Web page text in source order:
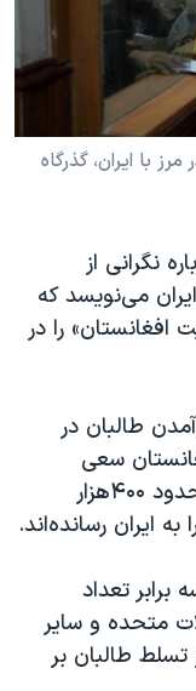
با ایران، گذرگاه
نگرانی از
ایران می‌نویسد که
کل جمعیت افغانستان» را در
طالبان در
سعی
کرده‌اند وارد ایران شوند و از آن زمان حدود ۴۰۰هزار
ایران رسانده‌اند.
تعداد
متحده و سایر
طالبان بر